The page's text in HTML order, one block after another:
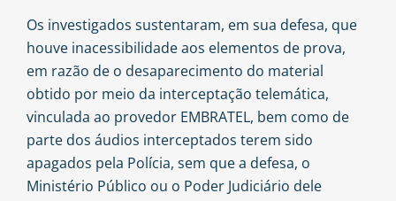
Os investigados sustentaram, em sua defesa, que
houve inacessibilidade aos elementos de prova,
em razão de o desaparecimento do material
obtido por meio da interceptação telemática,
vinculada ao provedor EMBRATEL, bem como de
parte dos áudios interceptados terem sido
apagados pela Polícia, sem que a defesa, o
Ministério Público ou o Poder Judiciário dele